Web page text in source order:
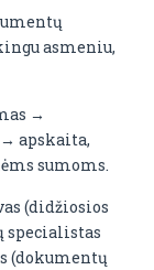
asmeniu,
→
apskaita,
sumoms.
(didžiosios
specialistas
(dokumentų